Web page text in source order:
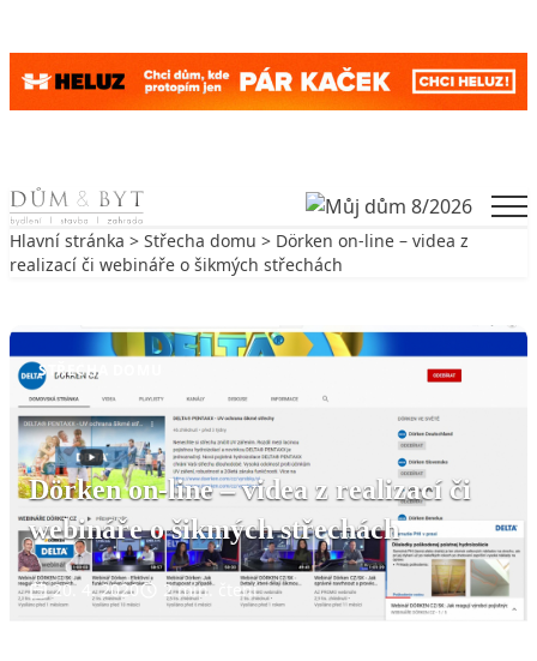
Skip to content
Hlavní stránka > Střecha domu > Dörken on-line – videa z
realizací či webináře o šikmých střechách
STŘECHA DOMU
Dörken on-line – videa z realizací či
webináře o šikmých střechách
20. 4. 2020 2 min. čtení